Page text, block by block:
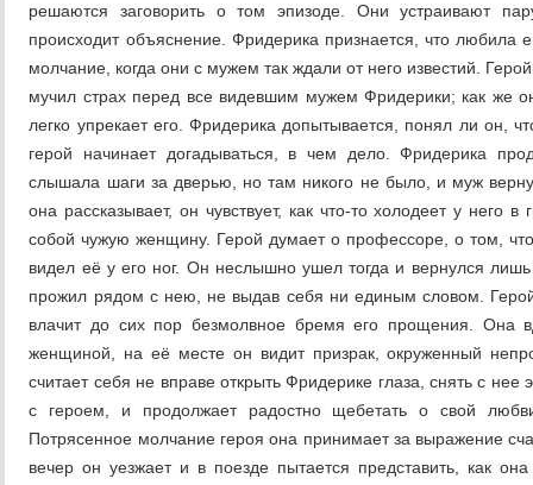
решаются заговорить о том эпизоде. Они устраивают
происходит объяснение. Фридерика признается, что любила
молчание, когда они с мужем так ждали от него известий.
мучил страх перед все видевшим мужем Фридерики; как же
легко упрекает его. Фридерика допытывается, понял ли он,
герой начинает догадываться, в чем дело. Фридерика
слышала шаги за дверью, но там никого не было, и муж
она рассказывает, он чувствует, как что-то холодеет у него
собой чужую женщину. Герой думает о профессоре, о том,
видел её у его ног. Он неслышно ушел тогда и вернулся
прожил рядом с нею, не выдав себя ни единым словом.
влачит до сих пор безмолвное бремя его прощения. Она
женщиной, на её месте он видит призрак, окруженный
считает себя не вправе открыть Фридерике глаза, снять с нее
с героем, и продолжает радостно щебетать о свой
Потрясенное молчание героя она принимает за выражение
вечер он уезжает и в поезде пытается представить, как